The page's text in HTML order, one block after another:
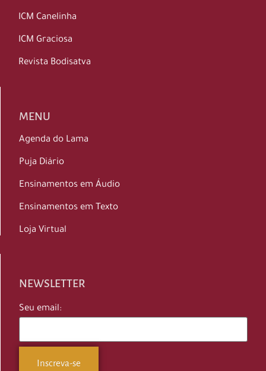
ICM Canelinha
ICM Graciosa
Revista Bodisatva
MENU
Agenda do Lama
Puja Diário
Ensinamentos em Áudio
Ensinamentos em Texto
Loja Virtual
NEWSLETTER
Seu email: